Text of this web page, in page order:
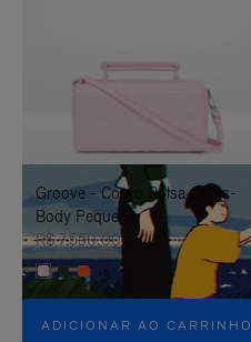
PRESSIONE
PAUSÁ-
LO
FAVOR,
CLIQUE
PARA
ATIVÁ-
LO
Groove - Couro Bolsa Cross-
Body Pequena
R$ 7.550,00
+5
ADICIONAR AO CARRINHO